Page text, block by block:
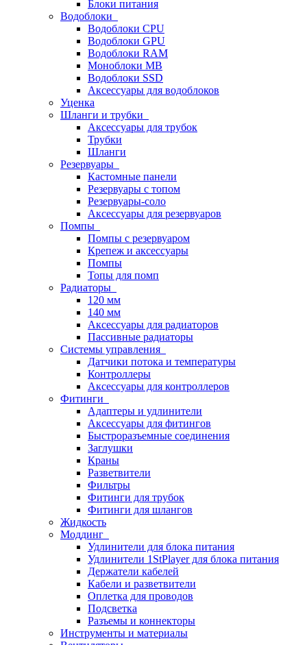
Блоки питания
Водоблоки
Водоблоки CPU
Водоблоки GPU
Водоблоки RAM
Моноблоки MB
Водоблоки SSD
Аксессуары для водоблоков
Уценка
Шланги и трубки
Аксессуары для трубок
Трубки
Шланги
Резервуары
Кастомные панели
Резервуары с топом
Резервуары-соло
Аксессуары для резервуаров
Помпы
Помпы с резервуаром
Крепеж и аксессуары
Помпы
Топы для помп
Радиаторы
120 мм
140 мм
Аксессуары для радиаторов
Пассивные радиаторы
Системы управления
Датчики потока и температуры
Контроллеры
Аксессуары для контроллеров
Фитинги
Адаптеры и удлинители
Аксессуары для фитингов
Быстроразъемные соединения
Заглушки
Краны
Разветвители
Фильтры
Фитинги для трубок
Фитинги для шлангов
Жидкость
Моддинг
Удлинители для блока питания
Удлинители 1StPlayer для блока питания
Держатели кабелей
Кабели и разветвители
Оплетка для проводов
Подсветка
Разъемы и коннекторы
Инструменты и материалы